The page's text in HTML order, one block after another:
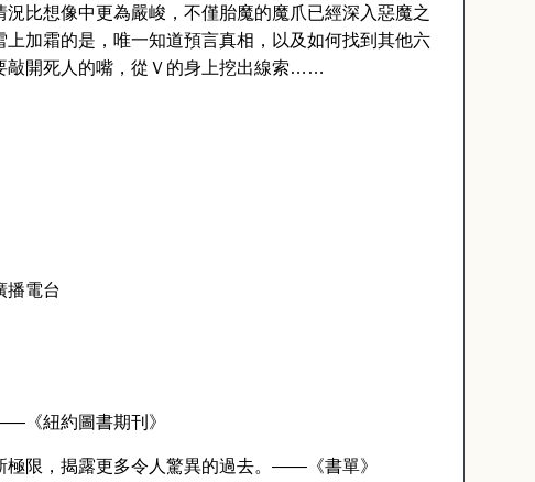
比想像中更為嚴峻，不僅胎魔的魔爪已經深入惡魔之
加霜的是，唯一知道預言真相，以及如何找到其他六
敲開死人的嘴，從Ｖ的身上挖出線索……
播電台
《紐約圖書期刊》
限，揭露更多令人驚異的過去。――《書單》